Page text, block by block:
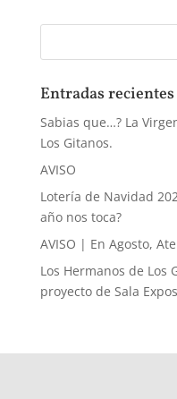
Entradas recientes
Sabias que…? La
Los Gitanos.
AVISO
Lotería de Navidad
año nos toca?
AVISO | En Agosto,
Los Hermanos de
proyecto de Sala